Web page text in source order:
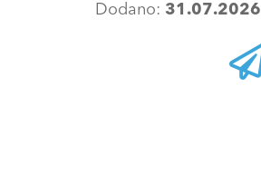
Dodano: 31.07.2026